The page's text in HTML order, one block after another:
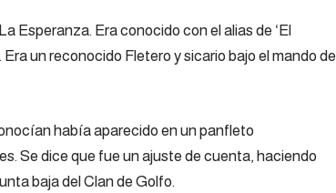
Esperanza. Era conocido con el alias de ‘El
un reconocido Fletero y sicario bajo el mando de
había aparecido en un panfleto
Se dice que fue un ajuste de cuenta, haciendo
baja del Clan de Golfo.